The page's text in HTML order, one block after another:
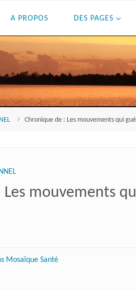
A PROPOS DES PAGES
Chronique de : Les mouvements qui
mouvements
Mosaïque Santé